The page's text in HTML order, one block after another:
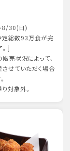
30(日)
定総数93万食が完
。]
売状況によって、
せていただく場合
対象外。